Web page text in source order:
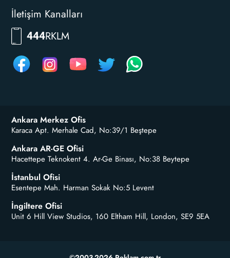
İletişim Kanalları
444RKLM
Ankara Merkez Ofis
Karaca Apt. Merhale Cad, No:39/1 Beştepe
Ankara AR-GE Ofisi
Hacettepe Teknokent 4. Ar-Ge Binası, No:38 Beytepe
İstanbul Ofisi
Esentepe Mah. Harman Sokak No:5 Levent
İngiltere Ofisi
Unit 6 Hill View Studios, 160 Eltham Hill, London, SE9 5EA